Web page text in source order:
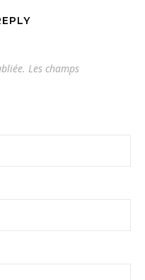
Les champs